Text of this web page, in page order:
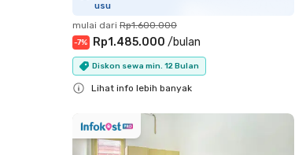
usu
mulai dari Rp1.600.000
-7% Rp1.485.000 /bulan
Diskon sewa min. 12 Bulan
Lihat info lebih banyak